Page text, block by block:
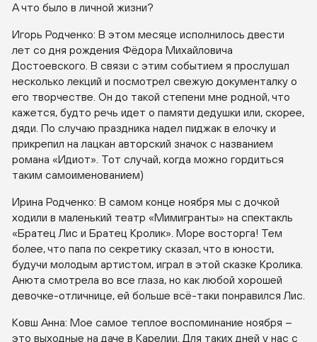
А что было в личной жизни?
Игорь Родченко: В этом месяце исполнилось двести
лет со дня рождения Фёдора Михайловича
Достоевского. В связи с этим событием я прослушал
несколько лекций и посмотрел свежую документалку о
его творчестве. Он до такой степени мне родной, что
кажется, будто речь идет о памяти дедушки или, скорее,
дяди. По случаю праздника надел пиджак в елочку и
прикрепил на лацкан авторский значок с названием
романа «Идиот». Тот случай, когда можно гордиться
таким самоименованием)
Ирина Родченко: В самом конце ноября мы с дочкой
ходили в маленький театр «Мимигранты» на спектакль
«Братец Лис и Братец Кролик». Море восторга! Тем
более, что папа по секретику сказал, что в юности,
будучи молодым артистом, играл в этой сказке Кролика.
Анюта смотрела во все глаза, но как любой хорошей
девочке-отличнице, ей больше всё-таки понравился Лис.
Ковш Анна: Мое самое теплое воспоминание ноября –
это выходные на даче в Карелии. Для таких дней у нас с